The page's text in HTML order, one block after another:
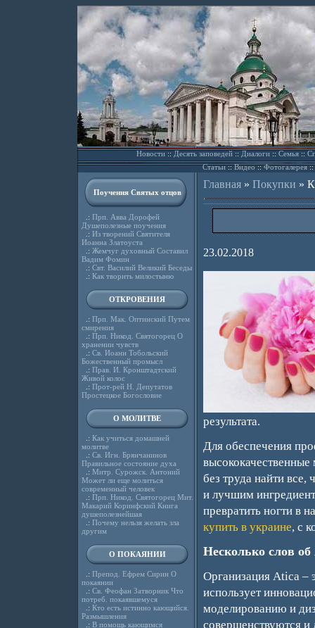
Новости::Десять заповедей::Диалоги::Семья::
Статьи::Видео ::Фотогалерея::
Поучения Святых отцов
.: Прп. Авва Дорофей
Душеполезные поучения
.: Из творений Святителя
Иоанна Златоуста
.: Жемчуг духовный Составил
Вадим Фомин
.: Свт. Василий Великий Беседы
.: Как творить милостыню
ОТКРОВЕНИЯ
.: Прп. Мак. Оптинский Путем
смирения
.: Прп. Никод. Святогорец О
хранении чувств
.: Св. Иоанн Тобольский
Божественный промысл
.: Прав. И. Кронштадтский
Живой колос
.: Прот-рей Н. Депутатов
Простецкое Богословие
О МОЛИТВЕ
.: Как учиться домашней
молитве
.: Св. Игн. Брянчанинов
Правильное состояние духа
.: Митр. Сурожск. Антоний
Может ли еще молиться
современный человек
.: Прп. Никод. Святогорец Мит.
Макарий Коринфский Книга
душеполезнейшая
.: Почему нельзя желать зла
другим
О ПОКАЯНИИ
.: Препод. Ефрем Сирин О
покаянии
.: Св. Феофан Затворник Что
потреб. покаявшемуся
.: Кто есть истинно кающийся.
Размышления
.: В помощь кающимся
Главная» Покупки »
23.02.2018
результата.
Для обеспечения
без труда найти все,
и лучшим
превратить ногти в
купить в украине, с
Несколько слов
Организация Atica –
использует
моделированию и
совершенствуются и